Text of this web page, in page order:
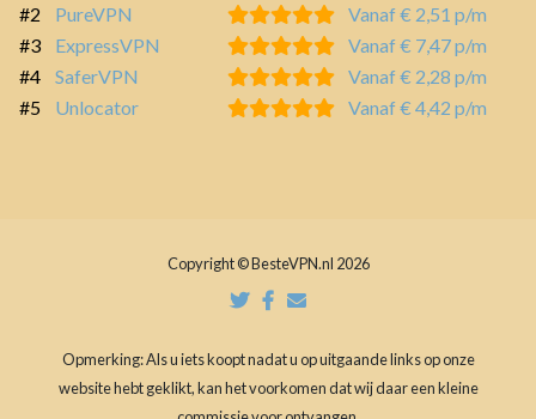
#2
PureVPN
Vanaf € 2,51 p/m
#3
ExpressVPN
Vanaf € 7,47 p/m
#4
SaferVPN
Vanaf € 2,28 p/m
#5
Unlocator Vanaf € 4,42 p/m
Copyright © BesteVPN.nl 2026
Opmerking: Als u iets koopt nadat u op uitgaande links op onze
website hebt geklikt, kan het voorkomen dat wij daar een kleine